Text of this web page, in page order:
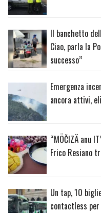
Il banchetto
Ciao, parla la
successo”
Emergenza
ancora attivi,
“MÖČIZÄ anu
Frico Resiano
Un tap, 10
contactless